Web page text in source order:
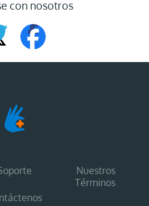
con nosotros
Nuestros
Términos